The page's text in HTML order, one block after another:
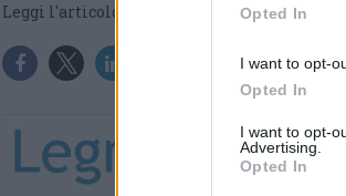
Opted In
I want to opt-
Opted In
I want to opt-
Advertising.
Opted In
Leggi l'articolo:
Via i coriandoli dalla